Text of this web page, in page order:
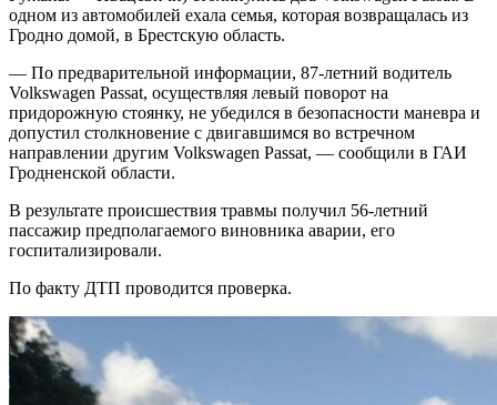
одном из автомобилей ехала семья, которая возвращалась из
Гродно домой, в Брестскую область.
— По предварительной информации, 87-летний водитель
Volkswagen Passat, осуществляя левый поворот на
придорожную стоянку, не убедился в безопасности маневра и
допустил столкновение с двигавшимся во встречном
направлении другим Volkswagen Passat, — сообщили в ГАИ
Гродненской области.
В результате происшествия травмы получил 56-летний
пассажир предполагаемого виновника аварии, его
госпитализировали.
По факту ДТП проводится проверка.